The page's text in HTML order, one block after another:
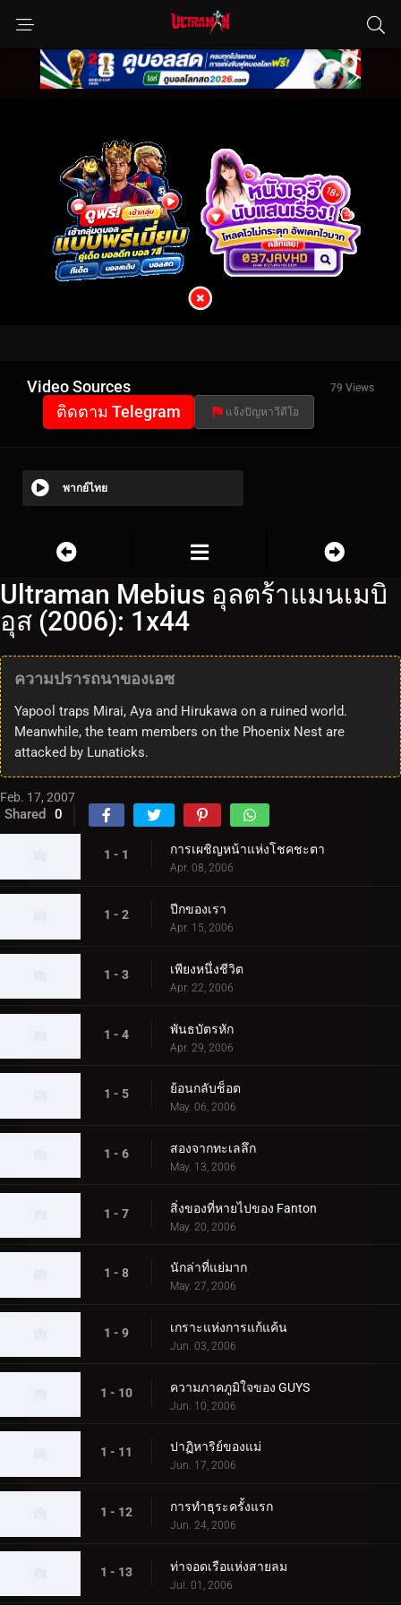
Video Sources 79 Views
ติดตาม Telegram แจ้งปัญหาวีดีโอ
พากย์ไทย
Ultraman Mebius อุลตร้าแมนเมบิ
อุส (2006): 1x44
ความปรารถนาของเอซ
Yapool traps Mirai, Aya and Hirukawa on a ruined world.
Meanwhile, the team members on the Phoenix Nest are
attacked by Lunaticks.
Feb. 17, 2007
Shared 0
1 - 1 การเผชิญหน้าแห่งโชคชะตา
Apr. 08, 2006
1 - 2 ปีกของเรา
Apr. 15, 2006
1 - 3 เพียงหนึ่งชีวิต
Apr. 22, 2006
1 - 4 พันธบัตรหัก
Apr. 29, 2006
1 - 5 ย้อนกลับช็อต
May. 06, 2006
1 - 6 สองจากทะเลลึก
May. 13, 2006
1 - 7 สิ่งของที่หายไปของ Fanton
May. 20, 2006
1 - 8 นักล่าที่แย่มาก
May. 27, 2006
1 - 9 เกราะแห่งการแก้แค้น
Jun. 03, 2006
1 - 10 ความภาคภูมิใจของ GUYS
Jun. 10, 2006
1 - 11 ปาฏิหาริย์ของแม่
Jun. 17, 2006
1 - 12 การทำธุระครั้งแรก
Jun. 24, 2006
1 - 13 ท่าจอดเรือแห่งสายลม
Jul. 01, 2006